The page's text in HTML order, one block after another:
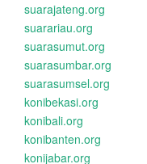
suarajateng.org
suarariau.org
suarasumut.org
suarasumbar.org
suarasumsel.org
konibekasi.org
konibali.org
konibanten.org
konijabar.org